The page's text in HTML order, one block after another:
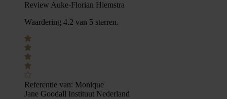
Review Auke-Florian Hiemstra
Waardering 4.2 van 5 sterren.
Referentie van: Monique
Jane Goodall Instituut Nederland